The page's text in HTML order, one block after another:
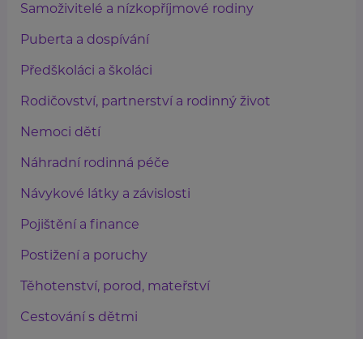
Samoživitelé a nízkopříjmové rodiny
Puberta a dospívání
Předškoláci a školáci
Rodičovství, partnerství a rodinný život
Nemoci dětí
Náhradní rodinná péče
Návykové látky a závislosti
Pojištění a finance
Postižení a poruchy
Těhotenství, porod, mateřství
Cestování s dětmi